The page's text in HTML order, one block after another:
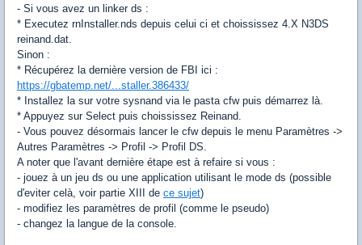
- Si vous avez un linker ds :
* Executez rnInstaller.nds depuis celui ci et choississez 4.X N3DS
reinand.dat.
Sinon :
* Récupérez la dernière version de FBI ici :
https://gbatemp.net/...staller.386433/
* Installez la sur votre sysnand via le pasta cfw puis démarrez là.
* Appuyez sur Select puis choississez Reinand.
- Vous pouvez désormais lancer le cfw depuis le menu Paramètres ->
Autres Paramètres -> Profil -> Profil DS.
A noter que l'avant dernière étape est à refaire si vous :
- jouez à un jeu ds ou une application utilisant le mode ds (possible
d'eviter celà, voir partie XIII de ce sujet)
- modifiez les paramètres de profil (comme le pseudo)
- changez la langue de la console.